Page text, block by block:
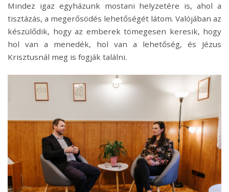
Mindez igaz egyházunk mostani helyzetére is, ahol a
tisztázás, a megerősödés lehetőségét látom. Valójában az
készülődik, hogy az emberek tömegesen keresik, hogy
hol van a menedék, hol van a lehetőség, és Jézus
Krisztusnál meg is fogják találni.